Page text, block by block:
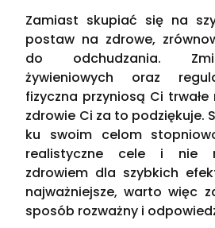
Zamiast skupiać się na
postaw na zdrowe,
do odchudzania.
żywieniowych oraz
fizyczna przyniosą Ci
zdrowie Ci za to podziękuje.
ku swoim celom
realistyczne cele i nie
zdrowiem dla szybkich
najważniejsze, warto więc
sposób rozważny i